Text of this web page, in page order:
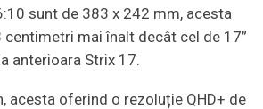
sunt de 383 x 242 mm, acesta
mai înalt decât cel de 17”
anterioara Strix 17.
acesta oferind o rezoluție QHD+ de